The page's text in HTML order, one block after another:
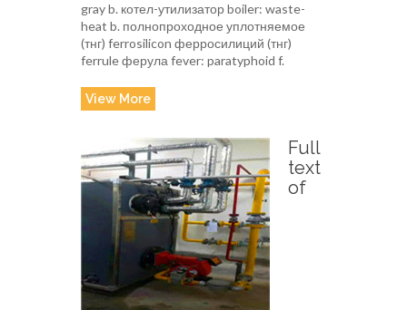
gray b. котел-утилизатор boiler: waste-
heat b. полнопроходное уплотняемое
(тнг) ferrosilicon ферросилиций (тнг)
ferrule ферула fever: paratyphoid f.
View More
Full
text
of